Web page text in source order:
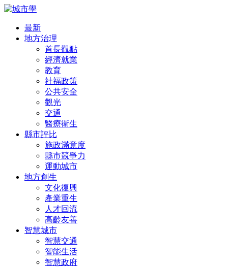
最新
地方治理
首長觀點
經濟就業
教育
社福政策
公共安全
觀光
交通
醫療衛生
縣市評比
施政滿意度
縣市競爭力
運動城市
地方創生
文化復興
產業重生
人才回流
高齡友善
智慧城市
智慧交通
智能生活
智慧政府